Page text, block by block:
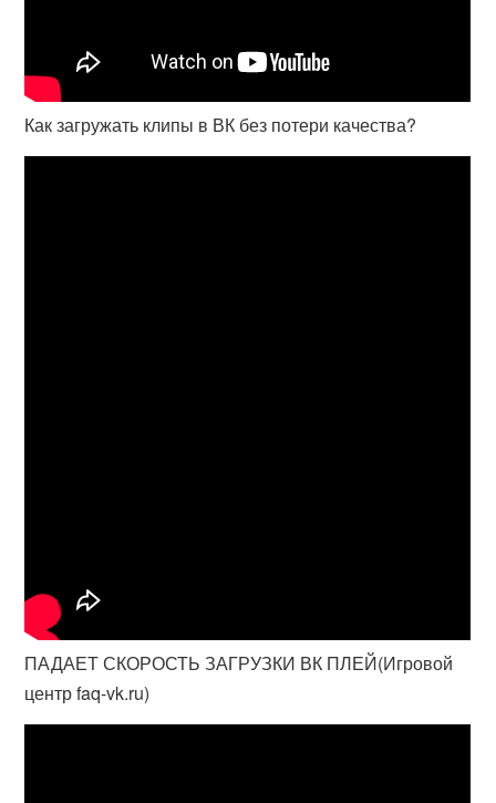
Как загружать клипы в ВК без потери качества?
ПАДАЕТ СКОРОСТЬ ЗАГРУЗКИ ВК ПЛЕЙ(Игровой
центр faq-vk.ru)